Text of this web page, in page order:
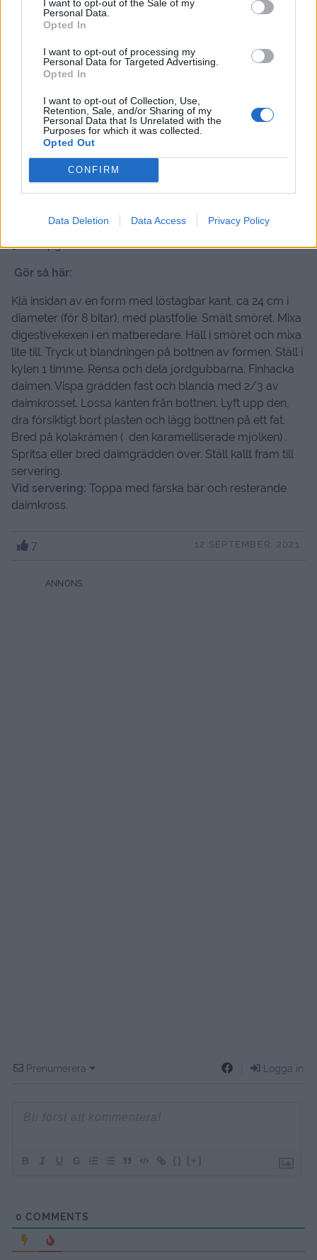
I want to opt-out of the Sale of my
Personal Data.
Opted In
I want to opt-out of processing my
Personal Data for Targeted Advertising.
Opted In
I want to opt-out of Collection, Use,
Retention, Sale, and/or Sharing of my
Personal Data that Is Unrelated with the
Purposes for which it was collected.
Opted Out
CONFIRM
Data Deletion Data Access Privacy Policy
Det här behöver du:
1 burk karamelliserad mjölk ( finns bland
bakprodukterna i din butik )
100 gram smör
250 gram digestivkex
1 1/2 dubbeldaim
3 dl vispgrädde
Gör så här:
Klä insidan av en form med löstagbar kant, ca 24 cm i
diameter (för 8 bitar), med plastfolie. Smält smöret. Mixa
digestivekexen i en matberedare. Häll i smöret och mixa
lite till. Tryck ut blandningen på bottnen av formen. Ställ i
kylen 1 timme. Rensa och dela jordgubbarna. Finhacka
daimen. Vispa grädden fast och blanda med 2/3 av
daimkrosset. Lossa kanten från bottnen. Lyft upp den,
dra försiktigt bort plasten och lägg bottnen på ett fat.
Bred på kolakrämen ( den karamelliserade mjölken) .
Spritsa eller bred daimgrädden över. Ställ kallt fram till
servering.
Vid servering: Toppa med färska bär och resterande
daimkross.
7 12 SEPTEMBER, 2021
Prenumerera Logga in
{} [+]
0 COMMENTS